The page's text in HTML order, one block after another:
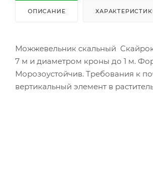
ОПИСАНИЕ
Можжевельник скальный
7 м и диаметром кроны до 1 м.
Морозоустойчив. Требования к
вертикальный элемент в